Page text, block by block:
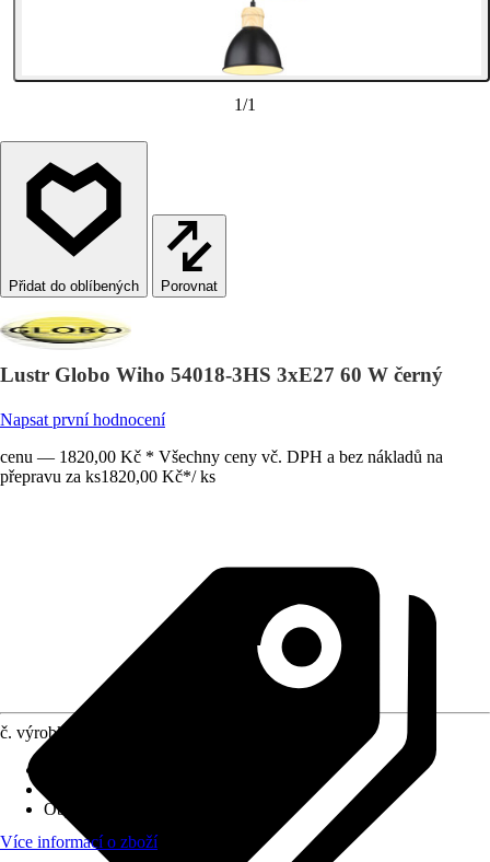
1/1
Porovnat
Lustr Globo Wiho 54018-3HS 3xE27 60 W černý
Napsat první hodnocení
cenu — 1820,00 Kč * Všechny ceny vč. DPH a bez nákladů na
přepravu za ks1820,00 Kč*/ ks
č. výrobku
Objímka
Více informací o zboží